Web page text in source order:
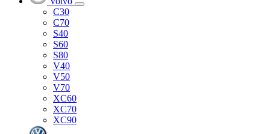
C30
C70
S40
S60
S80
V40
V50
V70
XC60
XC70
XC90